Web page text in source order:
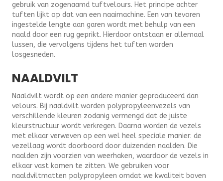
gebruik van zogenaamd tuftvelours. Het principe achter
tuften lijkt op dat van een naaimachine. Een van tevoren
ingestelde lengte aan garen wordt met behulp van een
naald door een rug geprikt. Hierdoor ontstaan er allemaal
lussen, die vervolgens tijdens het tuften worden
losgesneden.
NAALDVILT
Naaldvilt wordt op een andere manier geproduceerd dan
velours. Bij naaldvilt worden polypropyleenvezels van
verschillende kleuren zodanig vermengd dat de juiste
kleurstructuur wordt verkregen. Daarna worden de vezels
met elkaar verweven op een wel heel speciale manier: de
vezellaag wordt doorboord door duizenden naalden. Die
naalden zijn voorzien van weerhaken, waardoor de vezels in
elkaar vast komen te zitten. We gebruiken voor
naaldviltmatten polypropyleen omdat we kwaliteit boven